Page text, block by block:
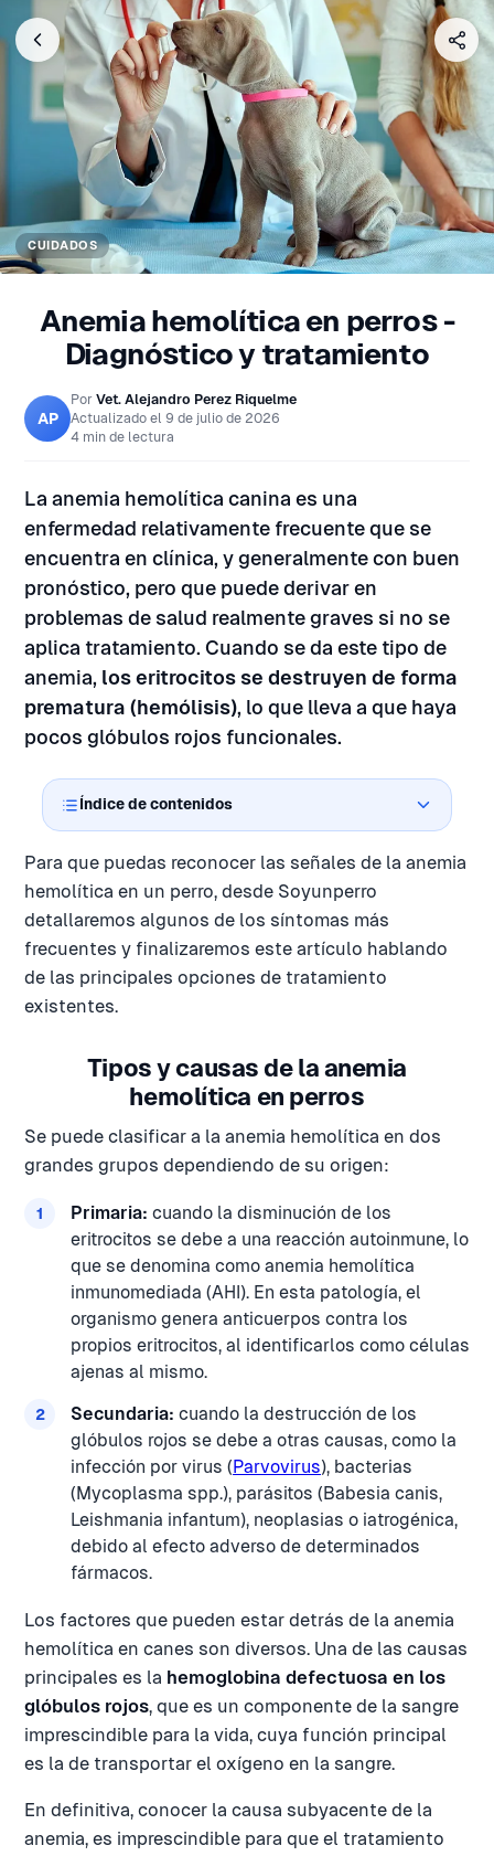
CUIDADOS
Anemia hemolítica en perros -
Diagnóstico y tratamiento
AP
Por Vet. Alejandro Perez Riquelme
Actualizado el 9 de julio de 2026
4 min de lectura
La anemia hemolítica canina es una
enfermedad relativamente frecuente que se
encuentra en clínica, y generalmente con buen
pronóstico, pero que puede derivar en
problemas de salud realmente graves si no se
aplica tratamiento. Cuando se da este tipo de
anemia, los eritrocitos se destruyen de forma
prematura (hemólisis), lo que lleva a que haya
pocos glóbulos rojos funcionales.
Índice de contenidos
Para que puedas reconocer las señales de la anemia
hemolítica en un perro, desde Soyunperro
detallaremos algunos de los síntomas más
frecuentes y finalizaremos este artículo hablando
de las principales opciones de tratamiento
existentes.
Tipos y causas de la anemia
hemolítica en perros
Se puede clasificar a la anemia hemolítica en dos
grandes grupos dependiendo de su origen:
Primaria: cuando la disminución de los
eritrocitos se debe a una reacción autoinmune, lo
que se denomina como anemia hemolítica
inmunomediada (AHI). En esta patología, el
organismo genera anticuerpos contra los
propios eritrocitos, al identificarlos como células
ajenas al mismo.
Secundaria: cuando la destrucción de los
glóbulos rojos se debe a otras causas, como la
infección por virus (Parvovirus), bacterias
(Mycoplasma spp.), parásitos (Babesia canis,
Leishmania infantum), neoplasias o iatrogénica,
debido al efecto adverso de determinados
fármacos.
Los factores que pueden estar detrás de la anemia
hemolítica en canes son diversos. Una de las causas
principales es la hemoglobina defectuosa en los
glóbulos rojos, que es un componente de la sangre
imprescindible para la vida, cuya función principal
es la de transportar el oxígeno en la sangre.
En definitiva, conocer la causa subyacente de la
anemia, es imprescindible para que el tratamiento